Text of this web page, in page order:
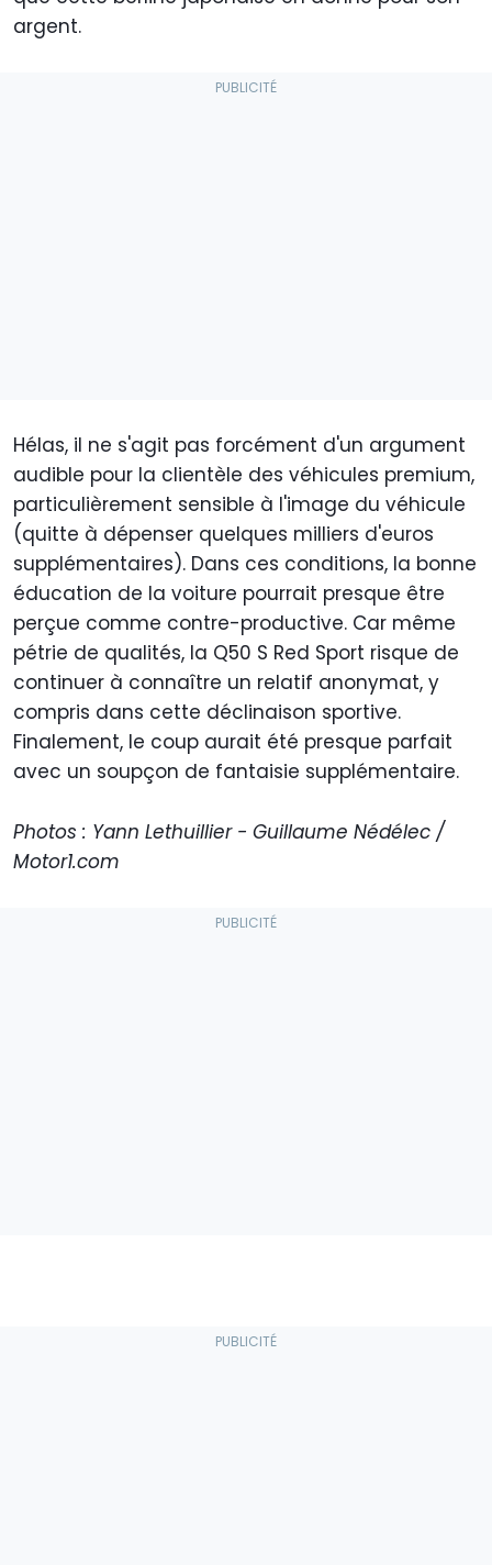
argent.
Hélas, il ne s'agit pas forcément d'un argument
audible pour la clientèle des véhicules premium,
particulièrement sensible à l'image du véhicule
(quitte à dépenser quelques milliers d'euros
supplémentaires). Dans ces conditions, la bonne
éducation de la voiture pourrait presque être
perçue comme contre-productive. Car même
pétrie de qualités, la Q50 S Red Sport risque de
continuer à connaître un relatif anonymat, y
compris dans cette déclinaison sportive.
Finalement, le coup aurait été presque parfait
avec un soupçon de fantaisie supplémentaire.
Photos : Yann Lethuillier - Guillaume Nédélec /
Motor1.com